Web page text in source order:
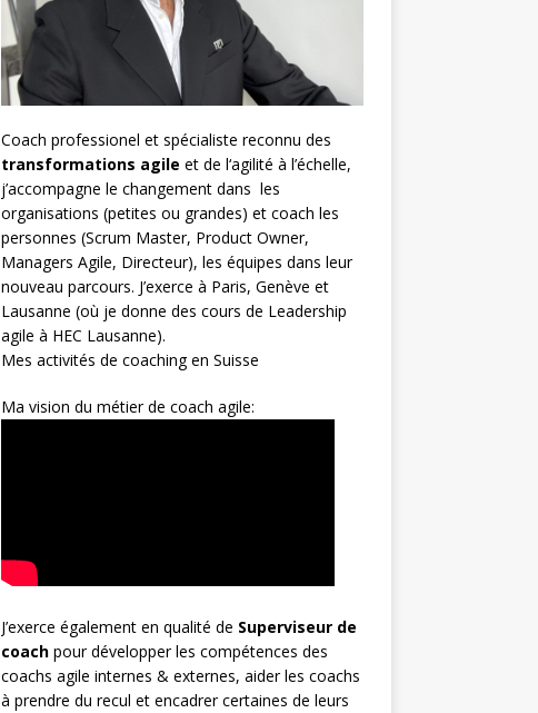
Coach professionel et spécialiste reconnu des
transformations agile et de l‘agilité à l’échelle,
j’accompagne le changement dans les
organisations (petites ou grandes) et coach les
personnes (Scrum Master, Product Owner,
Managers Agile, Directeur), les équipes dans leur
nouveau parcours. J’exerce à Paris, Genève et
Lausanne (où je donne des cours de Leadership
agile à HEC Lausanne).
Mes activités de coaching en Suisse
Ma vision du métier de coach agile:
J’exerce également en qualité de Superviseur de
coachpour développer les compétences des
coachs agile internes & externes, aider les coachs
à prendre du recul et encadrer certaines de leurs